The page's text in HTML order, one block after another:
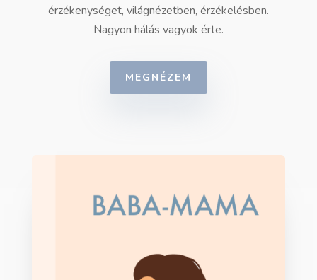
érzékenységet, világnézetben, érzékelésben.
Nagyon hálás vagyok érte.
MEGNÉZEM